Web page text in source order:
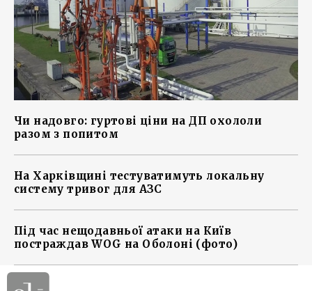
Чи надовго: гуртові ціни на ДП охололи
разом з попитом
На Харківщині тестуватимуть локальну
систему тривог для АЗС
Під час нещодавньої атаки на Київ
постраждав WOG на Оболоні (фото)